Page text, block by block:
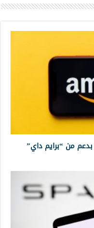
بدعم من “برايم داي”